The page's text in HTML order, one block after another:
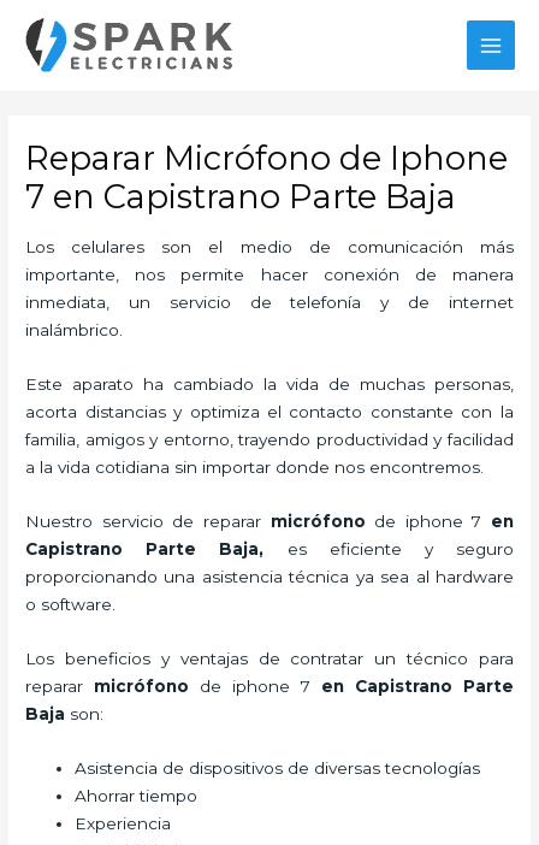
contenido
Reparar Micrófono de Iphone
7 en Capistrano Parte Baja
Los celulares son el medio de comunicación más
importante, nos permite hacer conexión de manera
inmediata, un servicio de telefonía y de internet
inalámbrico.
Este aparato ha cambiado la vida de muchas personas,
acorta distancias y optimiza el contacto constante con la
familia, amigos y entorno, trayendo productividad y facilidad
a la vida cotidiana sin importar donde nos encontremos.
Nuestro servicio de reparar micrófono de iphone 7 en
Capistrano Parte Baja, es eficiente y seguro
proporcionando una asistencia técnica ya sea al hardware
o software.
Los beneficios y ventajas de contratar un técnico para
reparar micrófono de iphone 7 en Capistrano Parte
Baja son:
Asistencia de dispositivos de diversas tecnologías
Ahorrar tiempo
Experiencia